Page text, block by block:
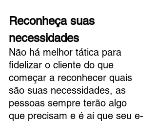
Reconheça suas
necessidades
Não há melhor tática para
fidelizar o cliente do que
começar a reconhecer quais
são suas necessidades, as
pessoas sempre terão algo
que precisam e é aí que seu e-